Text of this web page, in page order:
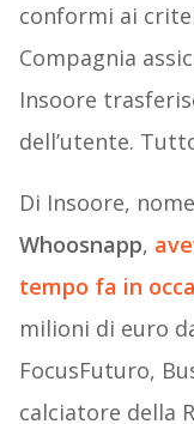
conformi ai
Compagnia
Insoore
dell’utente.
Di Insoore,
Whoosnapp,
tempo fa in
milioni di euro
FocusFuturo,
calciatore della